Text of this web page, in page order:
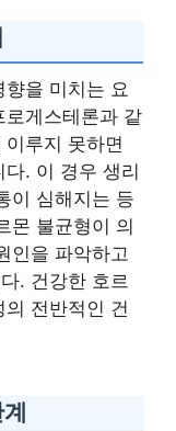
을 미치는 요
로게스테론과 같
루지 못하면
. 이 경우 생리
이 심해지는 등
몬 불균형이 의
인을 파악하고
. 건강한 호르
전반적인 건